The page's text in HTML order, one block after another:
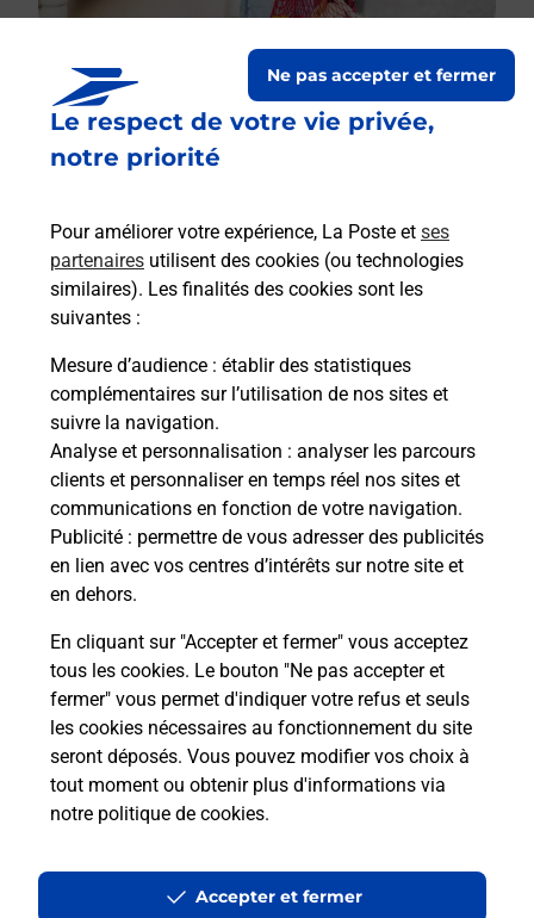
Le respect de votre vie privée,
notre priorité
Pour améliorer votre expérience, La Poste et ses
partenaires utilisent des cookies (ou technologies
similaires). Les finalités des cookies sont les
suivantes :
Mesure d’audience : établir des statistiques
complémentaires sur l’utilisation de nos sites et
suivre la navigation.
Analyse et personnalisation : analyser les parcours
clients et personnaliser en temps réel nos sites et
communications en fonction de votre navigation.
Publicité : permettre de vous adresser des publicités
en lien avec vos centres d’intérêts sur notre site et
en dehors.
En cliquant sur "Accepter et fermer" vous acceptez
tous les cookies. Le bouton "Ne pas accepter et
fermer" vous permet d'indiquer votre refus et seuls
les cookies nécessaires au fonctionnement du site
seront déposés. Vous pouvez modifier vos choix à
tout moment ou obtenir plus d'informations via
notre politique de cookies.
Ne pas accepter et fermer
Accepter et fermer
Boîte aux lettres La Poste
Cannac
12170 Durenque
Le lien s'ouvre dans un nouvel onglet
Boîte aux lettres La Poste
Collecte du courrier aujourd'hui à 09h00
Avenue Du Levezou
12170 Durenque
Le lien s'ouvre dans un nouvel onglet
Localiser Liste Boîtes aux lettres Aveyron Durenque
Accessibilité : partiellement conforme